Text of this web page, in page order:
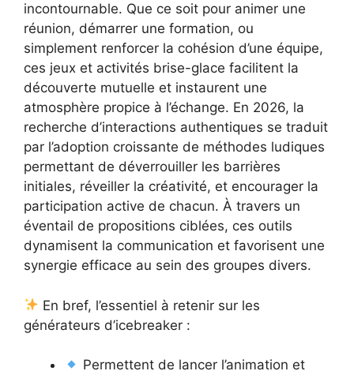
incontournable. Que ce soit pour animer une
réunion, démarrer une formation, ou
simplement renforcer la cohésion d’une équipe,
ces jeux et activités brise-glace facilitent la
découverte mutuelle et instaurent une
atmosphère propice à l’échange. En 2026, la
recherche d’interactions authentiques se traduit
par l’adoption croissante de méthodes ludiques
permettant de déverrouiller les barrières
initiales, réveiller la créativité, et encourager la
participation active de chacun. À travers un
éventail de propositions ciblées, ces outils
dynamisent la communication et favorisent une
synergie efficace au sein des groupes divers.
En bref, l’essentiel à retenir sur les
générateurs d’icebreaker :
Permettent de lancer l’animation et